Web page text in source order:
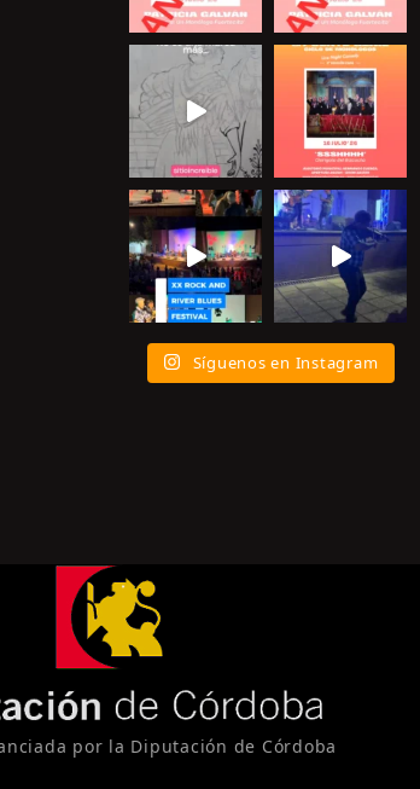
Síguenos en Instagram
por la Diputación de Córdoba